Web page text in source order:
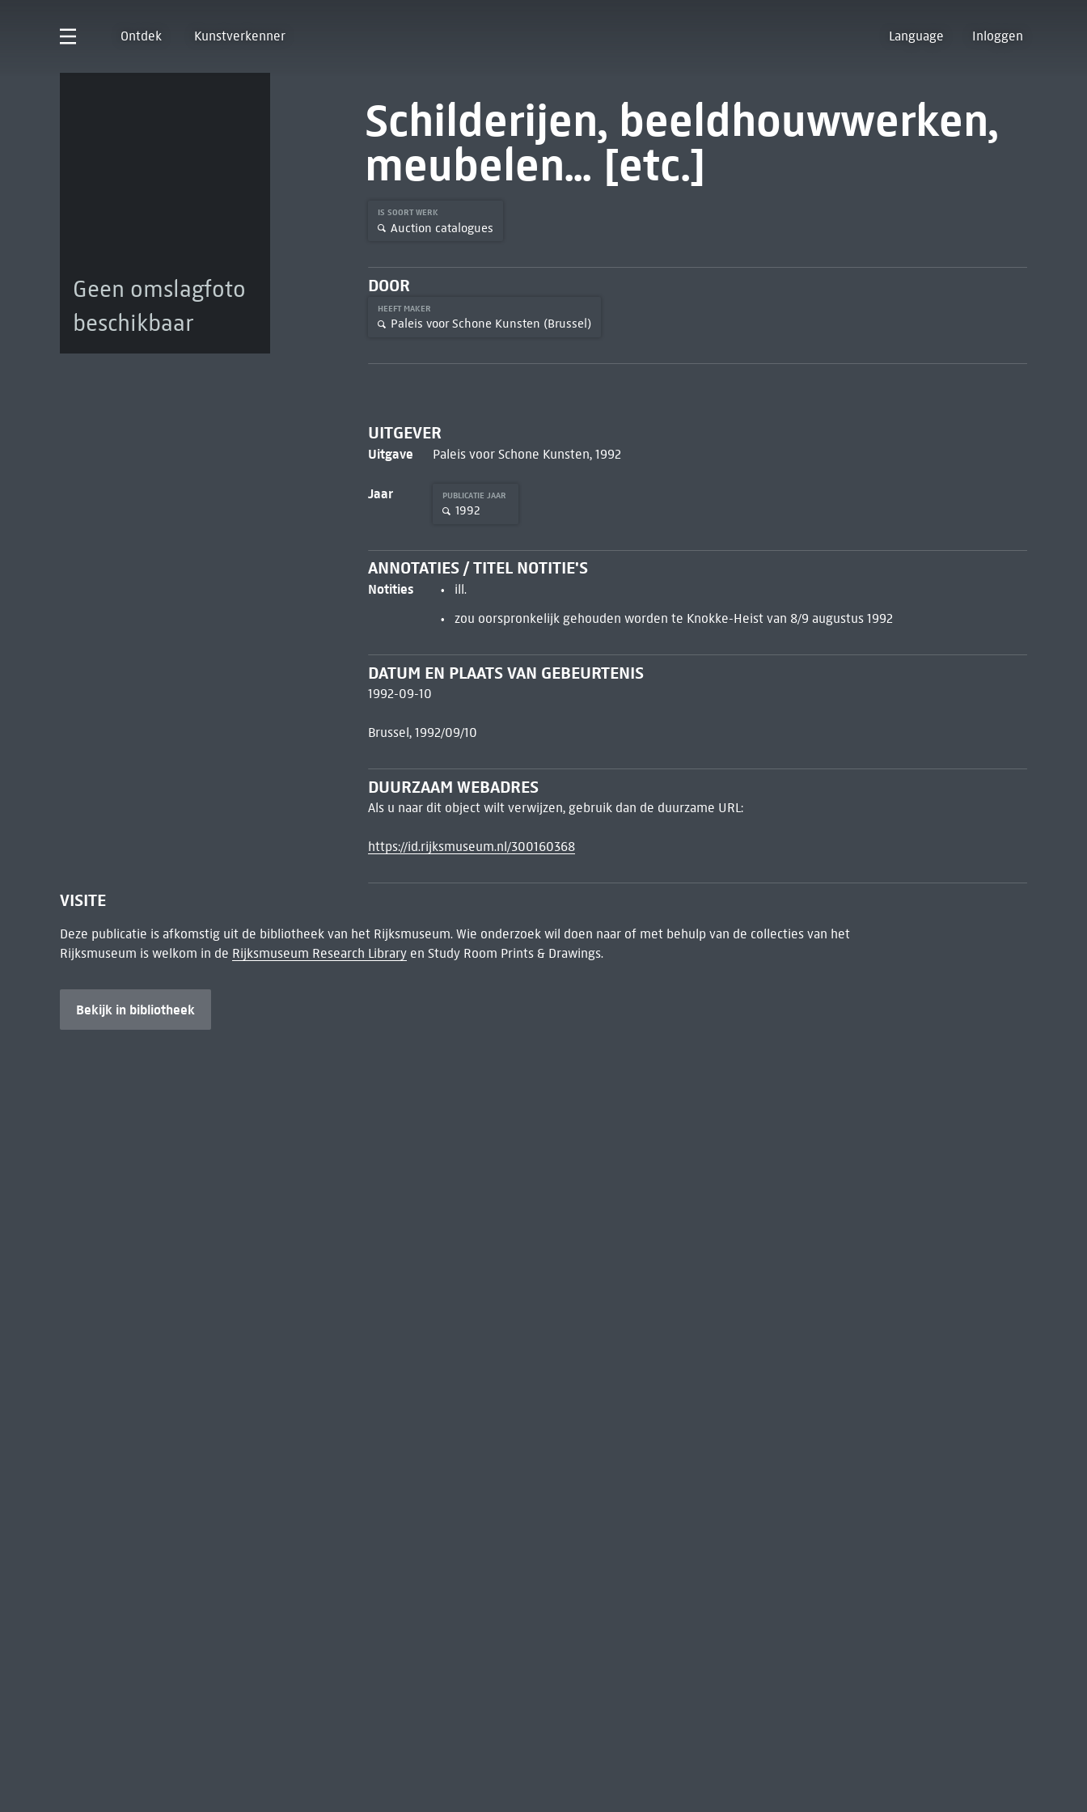
Ontdek Kunstverkenner Language Inloggen
Geen omslagfoto
beschikbaar
Schilderijen, beeldhouwwerken,
meubelen... [etc.]
IS SOORT WERK
Auction catalogues
DOOR
HEEFT MAKER
Paleis voor Schone Kunsten (Brussel)
UITGEVER
Uitgave Paleis voor Schone Kunsten, 1992
Jaar PUBLICATIE JAAR
1992
ANNOTATIES / TITEL NOTITIE'S
Notities
ill.
zou oorspronkelijk gehouden worden te Knokke-Heist van 8/9 augustus 1992
DATUM EN PLAATS VAN GEBEURTENIS
1992-09-10
Brussel, 1992/09/10
DUURZAAM WEBADRES
Als u naar dit object wilt verwijzen, gebruik dan de duurzame URL:
https://id.rijksmuseum.nl/300160368
VISITE
Deze publicatie is afkomstig uit de bibliotheek van het Rijksmuseum. Wie onderzoek wil doen naar of met behulp van de collecties van het
Rijksmuseum is welkom in de Rijksmuseum Research Libraryen Study Room Prints & Drawings.
Bekijk in bibliotheek